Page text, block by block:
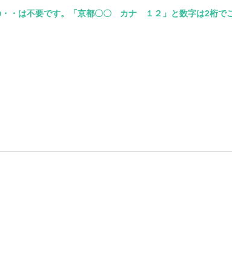
は不要です。「京都〇〇 カナ １２」と数字は2桁でご